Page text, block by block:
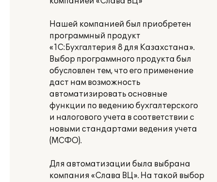
Нашей компанией был приобретен
программный продукт
«1С:Бухгалтерия 8 для Казахстана».
Выбор программного продукта был
обусловлен тем, что его применение
даст нам возможность
автоматизировать основные
функции по ведению бухгалтерского
и налогового учета в соответствии с
новыми стандартами ведения учета
(МСФО).
Для автоматизации была выбрана
компания «Слава ВЦ». На такой выбор